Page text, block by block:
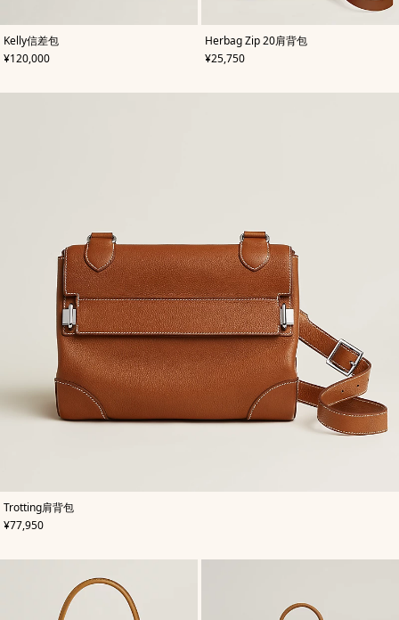
Kelly信差包
,颜
色:
米
然
,
价格
¥120,000
Herbag Zip 20肩背包
,颜
色:
米
然
,
价格
¥25,750
Trotting肩背包
,颜
色 :
米
然
,
价格
¥77,950